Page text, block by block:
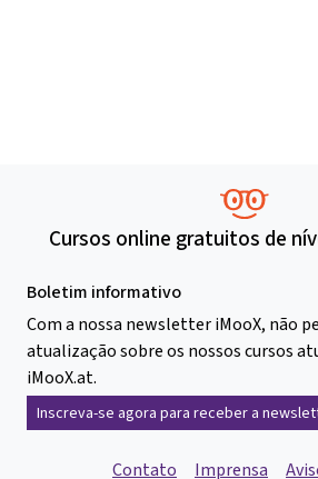
Cursos online gratuitos de
Boletim informativo
Com a nossa newsletter iMooX, não
atualização sobre os nossos cursos
iMooX.at.
Inscreva-se agora para receber a
Contato Imprensa